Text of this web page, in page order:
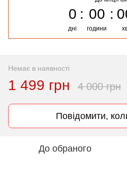
0
дні
00
години
Немає в наявності
1 499 грн 4 000 грн
Повідомити,
До обраного